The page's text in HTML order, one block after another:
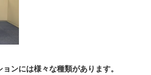
ンには様々な種類があります。